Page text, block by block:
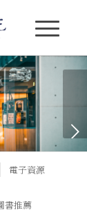
頁
2 3
電子資源
書推薦